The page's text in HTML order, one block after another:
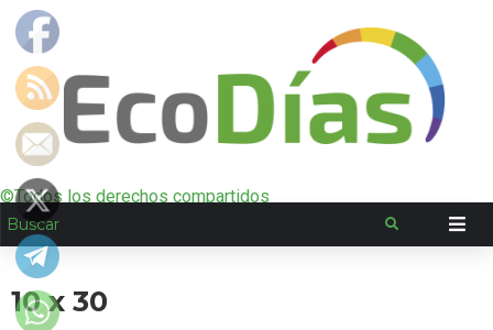
©Todos los derechos compartidos
10 x 30